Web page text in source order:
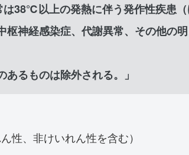
は38℃以上の発熱に伴う発作性疾患
神経感染症、代謝異常、その他の
るものは除外される。」
性、非けいれん性を含む）